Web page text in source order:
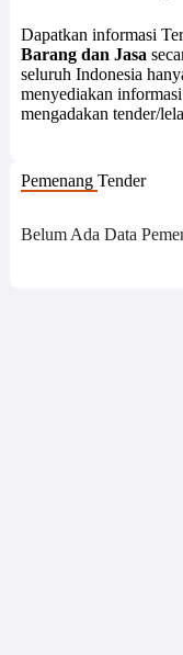
Dapatkan informasi
Barang dan Jasa
seluruh Indonesia
menyediakan
mengadakan tender/
Pemenang Tender
Belum Ada Data